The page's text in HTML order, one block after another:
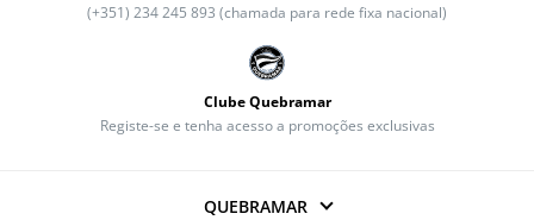
(+351) 234 245 893 (chamada para rede fixa nacional)
Clube Quebramar
Registe-se e tenha acesso a promoções exclusivas
QUEBRAMAR